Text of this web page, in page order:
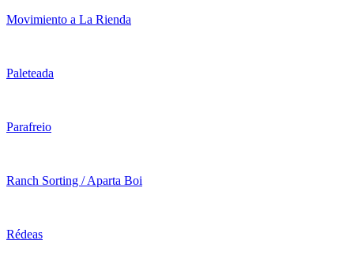
Movimiento a La Rienda
Paleteada
Parafreio
Ranch Sorting / Aparta Boi
Rédeas